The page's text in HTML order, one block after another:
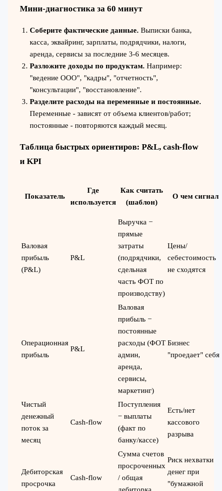
Мини-диагностика за 60 минут
Соберите фактические данные. Выписки банка,
касса, эквайринг, зарплаты, подрядчики, налоги,
аренда, сервисы за последние 3-6 месяцев.
Разложите доходы по продуктам. Например:
"ведение ООО", "кадры", "отчетность",
"консультации", "восстановление".
Разделите расходы на переменные и постоянные.
Переменные - зависят от объема клиентов/работ;
постоянные - повторяются каждый месяц.
Таблица быстрых ориентиров: P&L, cash-flow
и KPI
Показатель
Где
используется
Как считать
(шаблон)
О чем сигнал
Валовая
прибыль
(P&L)
P&L
Выручка −
прямые
затраты
(подрядчики,
сдельная
часть ФОТ по
производству)
Цены/
себестоимость
не сходятся
Операционная
прибыль
P&L
Валовая
прибыль −
постоянные
расходы (ФОТ
админ,
аренда,
сервисы,
маркетинг)
Бизнес
"проедает" себя
Чистый
денежный
поток за
месяц
Cash-flow
Поступления
− выплаты
(факт по
банку/кассе)
Есть/нет
кассового
разрыва
Дебиторская
просрочка
Cash-flow
Сумма счетов
просроченных
/ общая
Риск нехватки
денег при
"бумажной